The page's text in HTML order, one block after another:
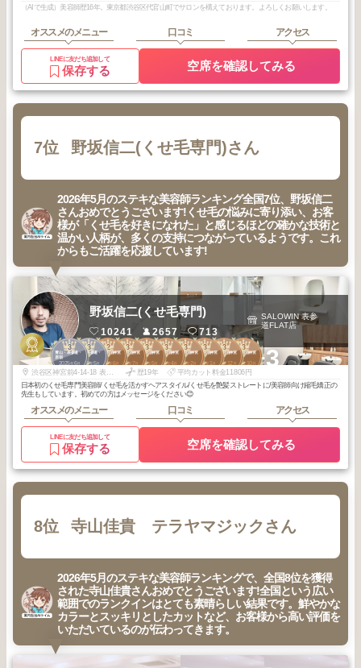
（AIで生成）美容師歴16年。東京都渋谷区代官山町でサロンを構えております。よろしくお願いします。
オススメのメニュー 口コミ アクセス
LINEに友だち追加して
保存する 空席を確認してみる
7位 野坂信二(くせ毛専門)さん
2026年5月のステキな美容師ランキング全国7位、野坂信二
さんおめでとうございます!くせ毛の悩みに寄り添い、お客
様が「くせ毛を好きになれた」と感じるほどの確かな技術と
温かい人柄が、多くの支持につながっているようです。これ
からもご活躍を応援しています!
3
青山・表参道・
原宿
2025年 6月
3
青山・表参道・
2025年 5月
2
原宿・明治神宮
2026年 6月
3
原宿・明治神宮
2026年 7月
3
原宿・明治神宮
2026年 5月
3
原宿・明治神宮
2026年 4
3
原宿・明治神宮
2026年 2月
3
原宿・明治神宮
2026年 1
3
原宿・明治神宮
2025年 12月
3
原宿・明治神宮
2025年 10+3
野坂信二(くせ毛専門)
10241 2657 713
SALOWIN 表参
道FLAT店
渋谷区神宮前4-14-18 表参道J-FLAT1階 歴19年
平均カット料金11806円
日本初のくせ毛専門美容師/くせ毛を活かすヘアスタイル/くせ毛を艶髪ストレートに/美容師向け縮毛矯正の
先生もしています。初めての方はメッセージをください😊
オススメのメニュー 口コミ アクセス
LINEに友だち追加して
保存する 空席を確認してみる
8位 寺山佳貴 テラヤマジックさん
2026年5月のステキな美容師ランキングで、全国8位を獲得
された寺山佳貴さんおめでとうございます!全国という広い
範囲でのランクインはとても素晴らしい結果です。鮮やかな
カラーとスッキリとしたカットなど、お客様から高い評価を
いただいているのが伝わってきます。